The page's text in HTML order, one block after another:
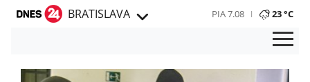
BRATISLAVA PIA 7.08 23 °C